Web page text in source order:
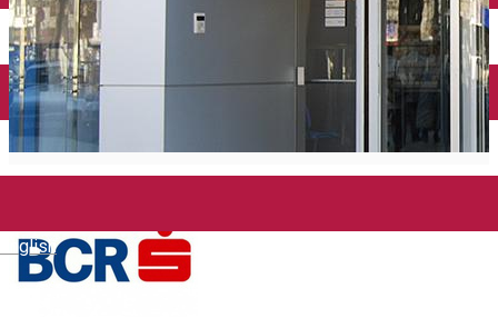
English
Mănăstirea Bistrița
Lacul Izvorul Muntelui
Casa memorială „Ion Creangă” din Humuleşti
Mănăstirea Secu
Lacul Cuejdel